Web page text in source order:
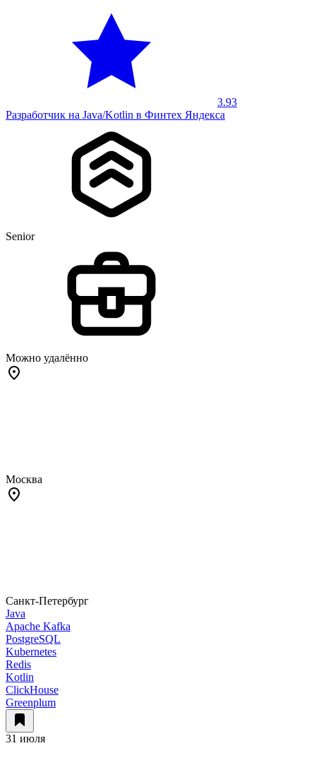
3.93
Разработчик на Java/Kotlin в Финтех Яндекса
Senior
Можно удалённо
Москва
Санкт-Петербург
Java
Apache Kafka
PostgreSQL
Kubernetes
Redis
Kotlin
ClickHouse
Greenplum
31 июля